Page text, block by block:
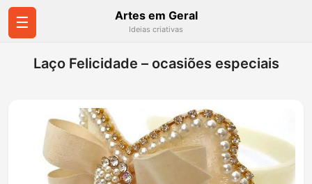
☰ Artes em Geral
Ideias criativas
Laço Felicidade – ocasiões especiais